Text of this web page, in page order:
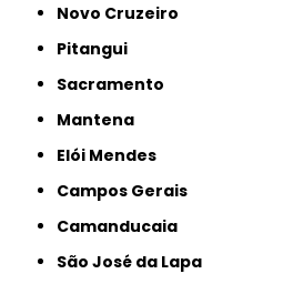
Novo Cruzeiro
Pitangui
Sacramento
Mantena
Elói Mendes
Campos Gerais
Camanducaia
São José da Lapa